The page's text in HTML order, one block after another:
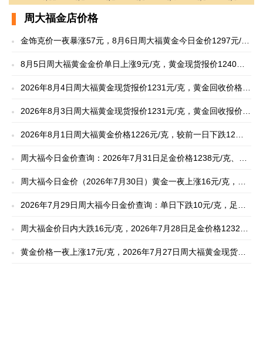
周大福金店价格
金饰克价一夜暴涨57元，8月6日周大福黄金今日金价1297元/
8月5日周大福黄金金价单日上涨9元/克，黄金现货报价1240元/
2026年8月4日周大福黄金现货报价1231元/克，黄金回收价格
2026年8月3日周大福黄金现货报价1231元/克，黄金回收报价
2026年8月1日周大福黄金价格1226元/克，较前一日下跌12
周大福今日金价查询：2026年7月31日足金价格1238元/克、黄
周大福今日金价（2026年7月30日）黄金一夜上涨16元/克，足
2026年7月29日周大福今日金价查询：单日下跌10元/克，足金
周大福金价日内大跌16元/克，2026年7月28日足金价格1232元/
黄金价格一夜上涨17元/克，2026年7月27日周大福黄金现货报